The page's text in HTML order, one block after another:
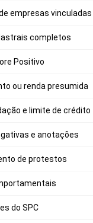
empresas vinculadas
completos
Positivo
ou renda presumida
e limite de crédito
e anotações
de protestos
do SPC